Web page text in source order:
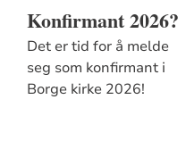
Konfirmant 2026?
Det er tid for å melde
seg som konfirmant i
Borge kirke 2026!